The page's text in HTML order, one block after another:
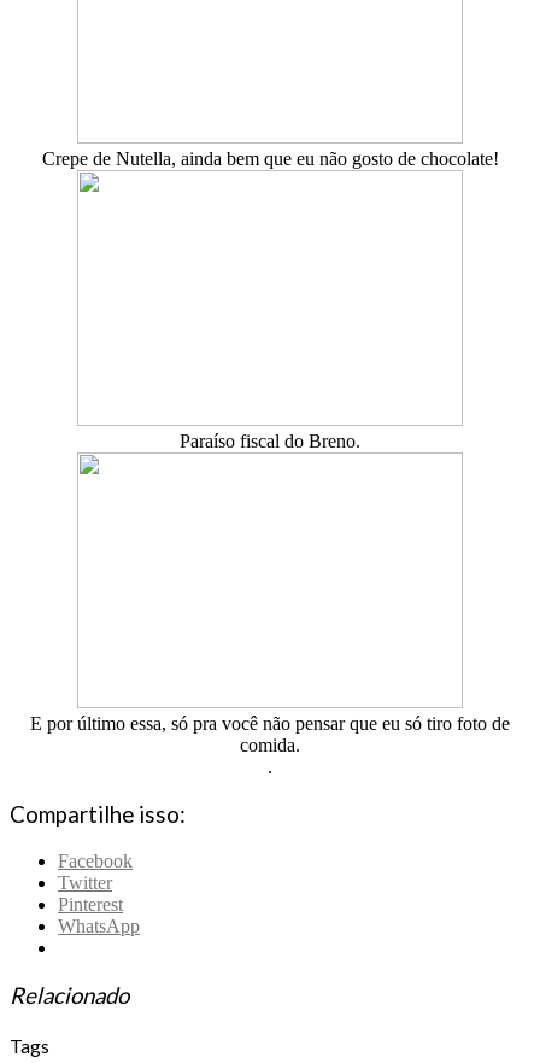
Crepe de Nutella, ainda bem que eu não gosto de chocolate!
Paraíso fiscal do Breno.
E por último essa, só pra você não pensar que eu só tiro foto de
comida.
.
Compartilhe isso:
Facebook
Twitter
Pinterest
WhatsApp
Relacionado
Tags